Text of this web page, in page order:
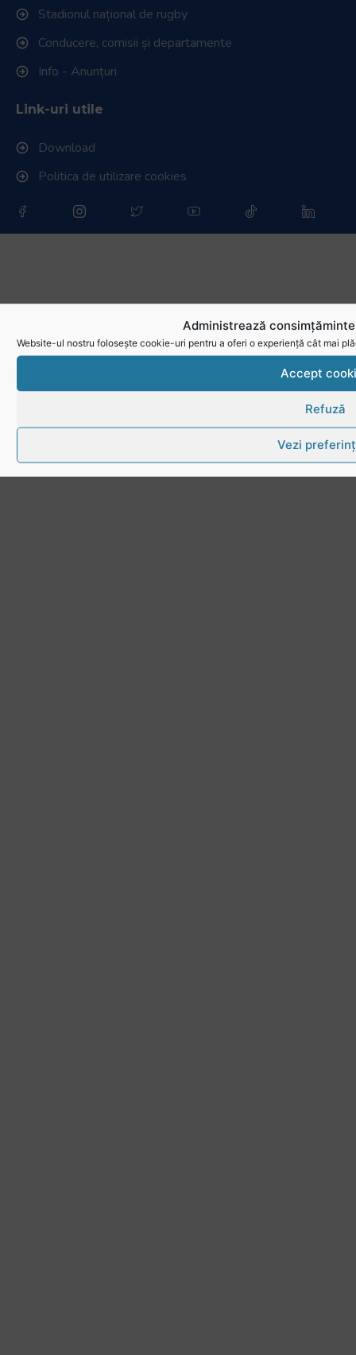
Administrează
Website-ul nostru folosește cookie-uri pentru a oferi o experiență cât mai
Accept
Refuză
Vezi
Stadionul național de rugby
Conducere, comisii și departamente
Info - Anunțuri
Link-uri utile
Download
Politica de utilizare cookies